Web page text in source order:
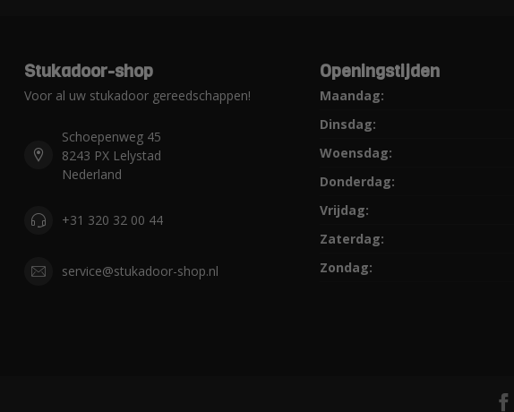
Stukadoor-shop
Voor al uw stukadoor gereedschappen!
Schoepenweg 45
8243 PX Lelystad
Nederland
+31 320 32 00 44
service@stukadoor-shop.nl
Openingstijden
Maandag:
Dinsdag:
Woensdag:
Donderdag:
Vrijdag:
Zaterdag:
Zondag: